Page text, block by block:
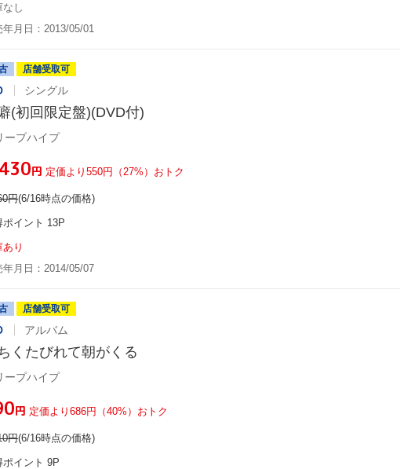
なし
年月日：2013/05/01
店舗受取可
シングル
(初回限定盤)(DVD付)
ープハイプ
円 定価より550円（27%）おトク
円(6/16時点の価格)
ポイント 13P
り
年月日：2014/05/07
店舗受取可
アルバム
くたびれて朝がくる
ープハイプ
円 定価より686円（40%）おトク
円(6/16時点の価格)
ポイント 9P